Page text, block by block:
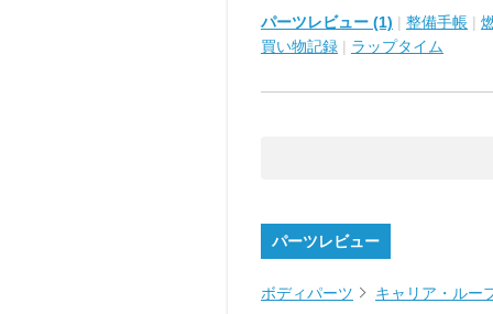
パーツレビュー (1) | 整備手帳 |
買い物記録 | ラップタイム
パーツレビュー
ボディパーツ キャリア・ルー